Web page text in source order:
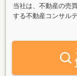
当社は、不動産の売
する不動産コンサル
です。「売りたい」
ーディな対応を心掛